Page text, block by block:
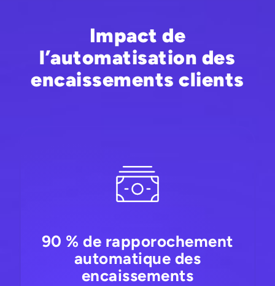
Impact de
l’automatisation des
encaissements clients
90 % de rapporochement
automatique des
encaissements